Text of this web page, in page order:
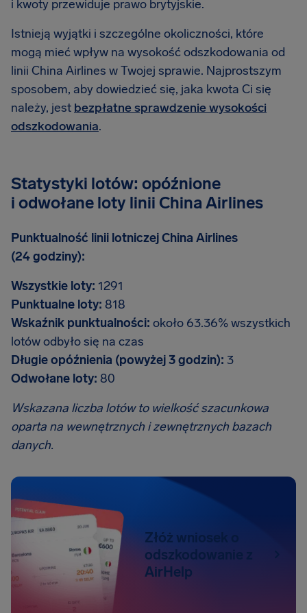
i kwoty przewiduje prawo brytyjskie.
Istnieją wyjątki i szczególne okoliczności, które
mogą mieć wpływ na wysokość odszkodowania od
linii China Airlines w Twojej sprawie. Najprostszym
sposobem, aby dowiedzieć się, jaka kwota Ci się
należy, jest bezpłatne sprawdzenie wysokości
odszkodowania.
Statystyki lotów: opóźnione
i odwołane loty linii China Airlines
Punktualność linii lotniczej China Airlines
(24 godziny):
Wszystkie loty: 1291
Punktualne loty: 818
Wskaźnik punktualności: około 63.36% wszystkich
lotów odbyło się na czas
Długie opóźnienia (powyżej 3 godzin): 3
Odwołane loty: 80
Wskazana liczba lotów to wielkość szacunkowa
oparta na wewnętrznych i zewnętrznych bazach
danych.
Złóż wniosek o
odszkodowanie z
AirHelp